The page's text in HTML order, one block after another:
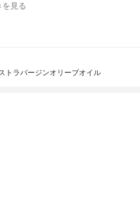
を見る
トラバージンオリーブオイル